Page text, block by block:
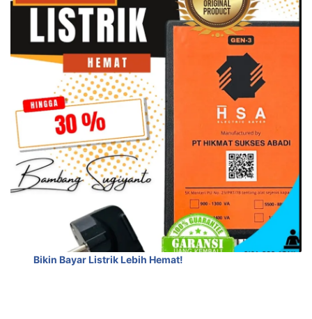
Bikin Bayar Listrik Lebih Hemat!